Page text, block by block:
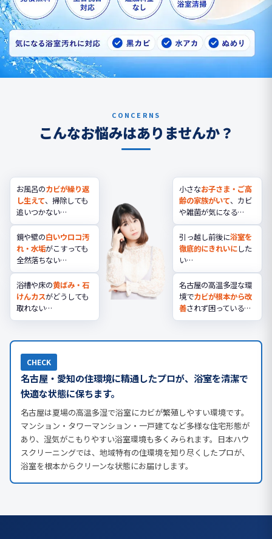
CONCERNS
こんなお悩みはありませんか？
お風呂のカビが繰り返
し生えて、掃除しても
追いつかない…
鏡や壁の白いウロコ汚
れ・水垢がこすっても
全然落ちない…
浴槽や床の黄ばみ・石
けんカスがどうしても
取れない…
小さなお子さま・ご高
齢の家族がいて、カビ
や雑菌が気になる…
引っ越し前後に浴室を
徹底的にきれいにした
い…
名古屋の高温多湿な環
境でカビが根本から改
善されず困っている…
CHECK
名古屋・愛知の住環境に精通したプロが、浴室を清潔で
快適な状態に保ちます。
名古屋は夏場の高温多湿で浴室にカビが繁殖しやすい環境です。
マンション・タワーマンション・一戸建てなど多様な住宅形態が
あり、湿気がこもりやすい浴室環境も多くみられます。日本ハウ
スクリーニングでは、地域特有の住環境を知り尽くしたプロが、
浴室を根本からクリーンな状態にお届けします。